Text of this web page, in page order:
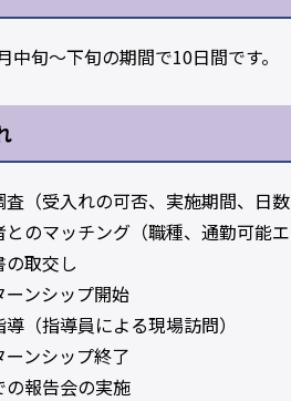
中旬～下旬の期間で10日間です。
査（受入れの可否、実施期間、日
のマッチング（職種、通勤可能エ
の取交し
ーンシップ開始
（指導員による現場訪問）
ーンシップ終了
の報告会の実施